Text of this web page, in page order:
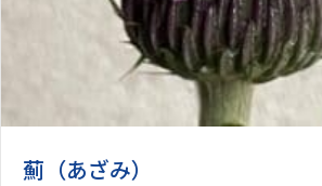
薊（あざみ）